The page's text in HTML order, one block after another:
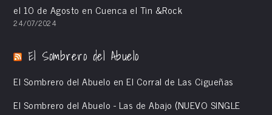
el 10 de Agosto en Cuenca el Tin &Rock
24/07/2024
El Sombrero del Abuelo
El Sombrero del Abuelo en El Corral de Las Cigueñas
El Sombrero del Abuelo - Las de Abajo (NUEVO SINGLE